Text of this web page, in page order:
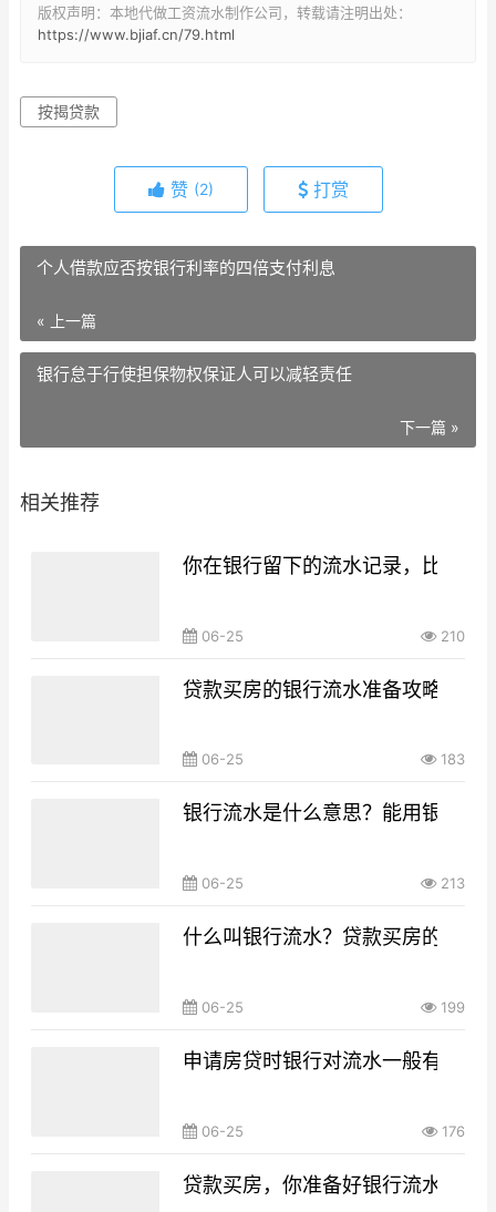
版权声明：本地代做工资流水制作公司，转载请注明出处：
https://www.bjiaf.cn/79.html
按揭贷款
赞 (2) 打赏
个人借款应否按银行利率的四倍支付利息
« 上一篇
银行怠于行使担保物权保证人可以减轻责任
下一篇 »
相关推荐
你在银行留下的流水记录，比你想
06-25 210
贷款买房的银行流水准备攻略，你
06-25 183
银行流水是什么意思？能用银行流
06-25 213
什么叫银行流水？贷款买房的银行
06-25 199
申请房贷时银行对流水一般有什么
06-25 176
贷款买房，你准备好银行流水了吗